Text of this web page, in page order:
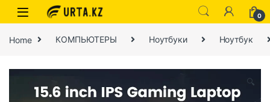
0
Home КОМПЬЮТЕРЫ Ноутбуки Ноутбук
🔍